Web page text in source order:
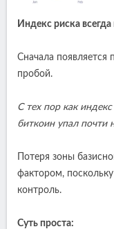
Индекс риска
Сначала
пробой.
С тех пор как
биткоин упал почти
Потеря зоны
фактором,
контроль.
Суть проста: